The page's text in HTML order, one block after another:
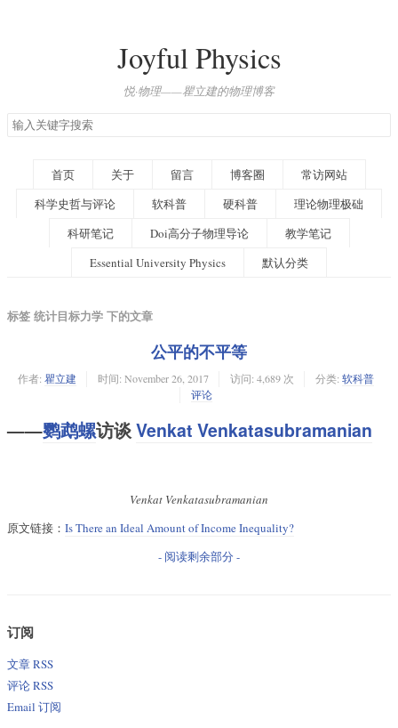
Joyful Physics
悦·物理——瞿立建的物理博客
搜
首页 关于 留言 博客圈
常访网站
科学史哲与评论
软科普 硬科普
理论物理极础
科研笔记
Doi高分子物理导论
教学笔记
Essential University Physics
默认分类
标签 统计目标力学 下的文章
公平的不平等
作者: 瞿立建 时间: November 26, 2017 访问: 4,689 次 分类: 软科普
评论
——鹦鹉螺访谈Venkat Venkatasubramanian
Venkat Venkatasubramanian
原文链接： Is There an Ideal Amount of Income Inequality?
- 阅读剩余部分 -
订阅
文章 RSS
评论 RSS
Email 订阅